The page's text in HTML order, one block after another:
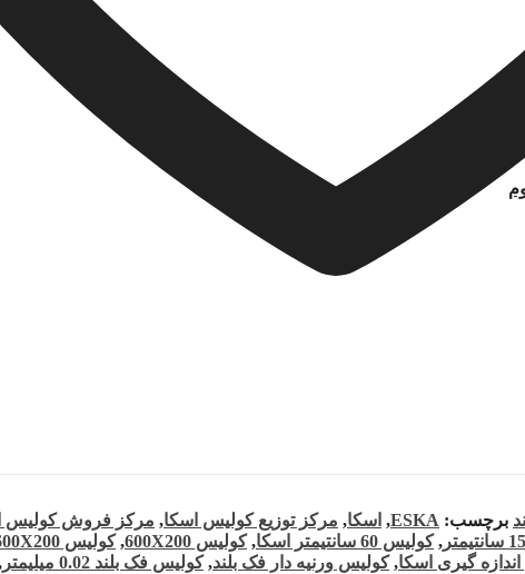
برچسب: ESKA
, اسکا, مرکز توزیع کولیس اسکا, مرکز فروش کولیس
,کولیس 60 سانتیمتر اسکا ,کولیس 600X200 ,کولیس 600X200اسکا
گیری اسکا,کولیس ورنیه دار فک بلند,کولیس فک بلند 0.02 میلیمتر